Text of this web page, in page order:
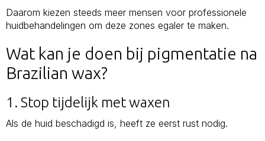
Daarom kiezen steeds meer mensen voor professionele
huidbehandelingen om deze zones egaler te maken.
Wat kan je doen bij pigmentatie na
Brazilian wax?
1. Stop tijdelijk met waxen
Als de huid beschadigd is, heeft ze eerst rust nodig.